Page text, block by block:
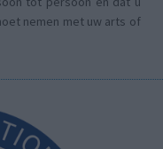
nemen met uw arts of